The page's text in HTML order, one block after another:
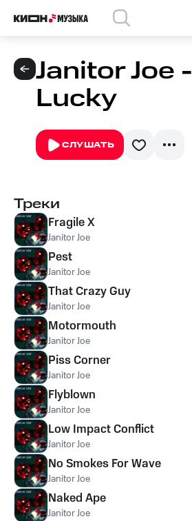
Janitor Joe -
Lucky
СЛУШАТЬ
Треки
Fragile X
Janitor Joe
Pest
Janitor Joe
That Crazy Guy
Janitor Joe
Motormouth
Janitor Joe
Piss Corner
Janitor Joe
Flyblown
Janitor Joe
Low Impact Conflict
Janitor Joe
No Smokes For Wave
Janitor Joe
Naked Ape
Janitor Joe